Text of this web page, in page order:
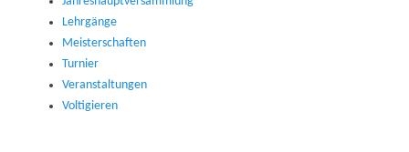
Lehrgänge
Meisterschaften
Turnier
Veranstaltungen
Voltigieren